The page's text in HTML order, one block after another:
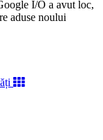
I/O a avut loc,
aduse noului